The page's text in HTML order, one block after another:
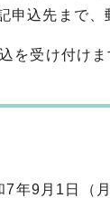
申込先まで、
を受け付けま
7年9月1日（